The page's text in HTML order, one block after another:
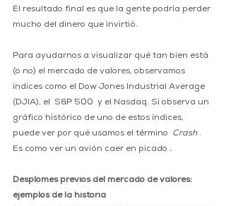
El resultado final es que la gente podría perder
mucho del dinero que invirtió.
Para ayudarnos a visualizar qué tan bien está
(o no) el mercado de valores, observamos
índices como el Dow Jones Industrial Average
(DJIA), el  S&P 500  y el Nasdaq. Si observa un
gráfico histórico de uno de estos índices,
puede ver por qué usamos el término Crash .
Es como ver un avión caer en picado .
Desplomes previos del mercado de valores:
ejemplos de la historia